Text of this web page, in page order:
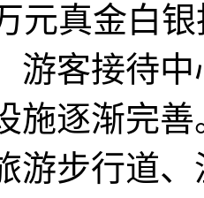
真金白银
游客接待
施逐渐完
游步行道